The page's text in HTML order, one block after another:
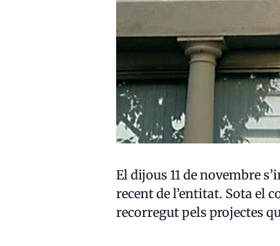
El dijous 11 de novembre
recent de l’entitat. Sota el
recorregut pels projectes